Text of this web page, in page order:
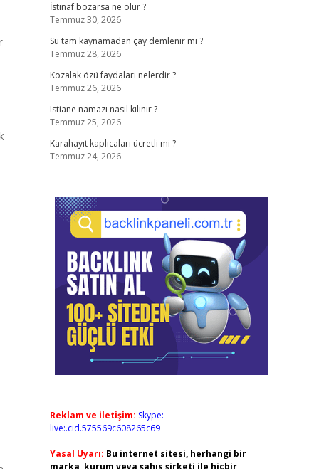
İstinaf bozarsa ne olur ?
Temmuz 30, 2026
Su tam kaynamadan çay demlenir mi ?
Temmuz 28, 2026
Kozalak özü faydaları nelerdir ?
Temmuz 26, 2026
Istiane namazı nasıl kılınır ?
Temmuz 25, 2026
Karahayıt kaplıcaları ücretli mi ?
Temmuz 24, 2026
Reklam ve İletişim: Skype:
live:.cid.575569c608265c69
Yasal Uyarı: Bu internet sitesi, herhangi bir
marka, kurum veya şahıs şirketi ile hiçbir